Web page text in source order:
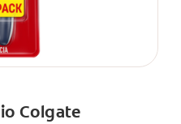
Colgate